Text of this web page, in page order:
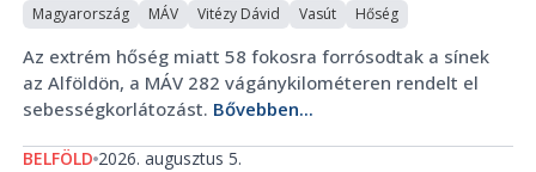
Magyarország MÁV Vitézy Dávid Vasút Hőség
Az extrém hőség miatt 58 fokosra forrósodtak a sínek
az Alföldön, a MÁV 282 vágánykilométeren rendelt el
sebességkorlátozást. Bővebben...
BELFÖLD 2026. augusztus 5.